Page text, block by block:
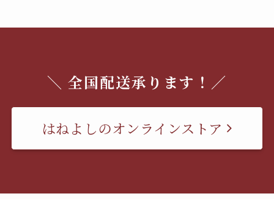
＼ 全国配送承ります！／
はねよしのオンラインストア